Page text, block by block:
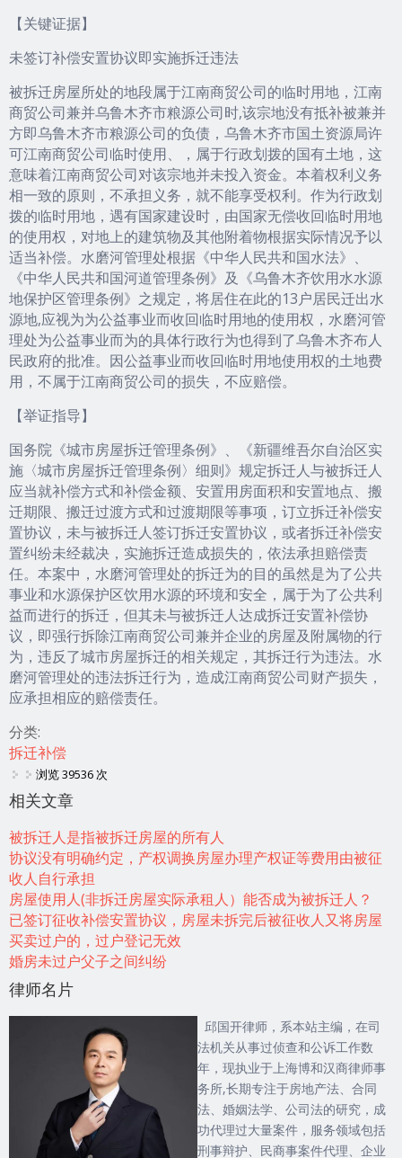
【关键证据】
未签订补偿安置协议即实施拆迁违法
被拆迁房屋所处的地段属于江南商贸公司的临时用地，江南
商贸公司兼并乌鲁木齐市粮源公司时,该宗地没有抵补被兼并
方即乌鲁木齐市粮源公司的负债，乌鲁木齐市国土资源局许
可江南商贸公司临时使用、，属于行政划拨的国有土地，这
意味着江南商贸公司对该宗地并未投入资金。本着权利义务
相一致的原则，不承担义务，就不能享受权利。作为行政划
拨的临时用地，遇有国家建设时，由国家无偿收回临时用地
的使用权，对地上的建筑物及其他附着物根据实际情况予以
适当补偿。水磨河管理处根据《中华人民共和国水法》、
《中华人民共和国河道管理条例》及《乌鲁木齐饮用水水源
地保护区管理条例》之规定，将居住在此的13户居民迁出水
源地,应视为为公益事业而收回临时用地的使用权，水磨河管
理处为公益事业而为的具体行政行为也得到了乌鲁木齐布人
民政府的批准。因公益事业而收回临时用地使用权的土地费
用，不属于江南商贸公司的损失，不应赔偿。
【举证指导】
国务院《城市房屋拆迁管理条例》、《新疆维吾尔自治区实
施〈城市房屋拆迁管理条例〉细则》规定拆迁人与被拆迁人
应当就补偿方式和补偿金额、安置用房面积和安置地点、搬
迁期限、搬迁过渡方式和过渡期限等事项，订立拆迁补偿安
置协议，未与被拆迁人签订拆迁安置协议，或者拆迁补偿安
置纠纷未经裁决，实施拆迁造成损失的，依法承担赔偿责
任。本案中，水磨河管理处的拆迁为的目的虽然是为了公共
事业和水源保护区饮用水源的环境和安全，属于为了公共利
益而进行的拆迁，但其未与被拆迁人达成拆迁安置补偿协
议，即强行拆除江南商贸公司兼并企业的房屋及附属物的行
为，违反了城市房屋拆迁的相关规定，其拆迁行为违法。水
磨河管理处的违法拆迁行为，造成江南商贸公司财产损失，
应承担相应的赔偿责任。
分类:
拆迁补偿
浏览 39536 次
相关文章
被拆迁人是指被拆迁房屋的所有人
协议没有明确约定，产权调换房屋办理产权证等费用由被征
收人自行承担
房屋使用人(非拆迁房屋实际承租人）能否成为被拆迁人？
已签订征收补偿安置协议，房屋未拆完后被征收人又将房屋
买卖过户的，过户登记无效
婚房未过户父子之间纠纷
律师名片
邱国开律师，系本站主编，在司
法机关从事过侦查和公诉工作数
年，现执业于上海博和汉商律师事
务所,长期专注于房地产法、合同
法、婚姻法学、公司法的研究，成
功代理过大量案件，服务领域包括
刑事辩护、民商事案件代理、企业